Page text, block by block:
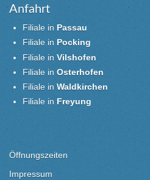
Anfahrt
Filiale in Passau
Filiale in Pocking
Filiale inVilshofen
Filiale inOsterhofen
Filiale inWaldkirchen
Filiale inFreyung
Öffnungszeiten
Impressum